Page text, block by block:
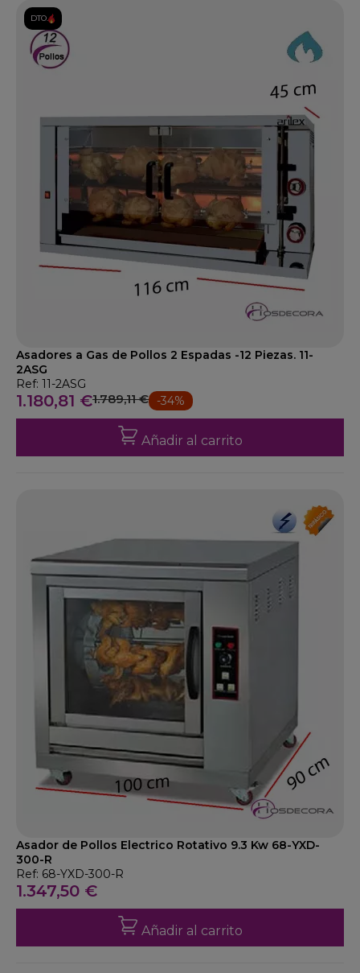
DTO.
Asadores a Gas de Pollos 2 Espadas -12 Piezas. 11-
2ASG
Ref: 11-2ASG
1.180,81 €1.789,11 € -34%
Añadir al carrito
Asador de Pollos Electrico Rotativo 9.3 Kw 68-YXD-
300-R
Ref: 68-YXD-300-R
1.347,50 €
Añadir al carrito